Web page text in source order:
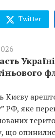
Twitter
Києву
РФ, яке
що